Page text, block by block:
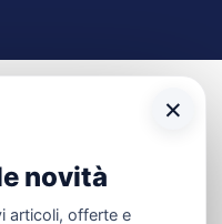
×
novità
articoli, offerte e